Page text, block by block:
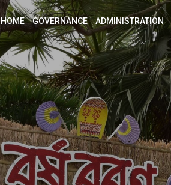
HOME GOVERNANCE ADMINISTRATION